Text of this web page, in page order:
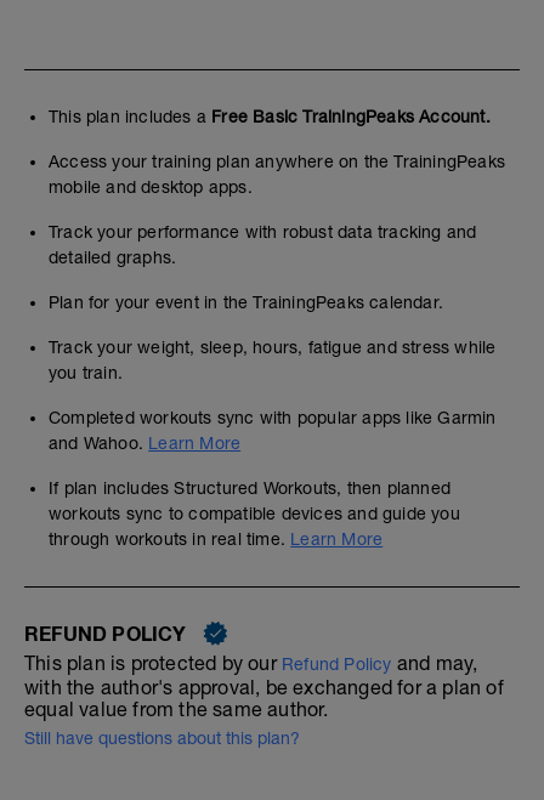
This plan includes a Free Basic TrainingPeaks Account.
Access your training plan anywhere on the TrainingPeaks
mobile and desktop apps.
Track your performance with robust data tracking and
detailed graphs.
Plan for your event in the TrainingPeaks calendar.
Track your weight, sleep, hours, fatigue and stress while
you train.
Completed workouts sync with popular apps like Garmin
and Wahoo. Learn More
If plan includes Structured Workouts, then planned
workouts sync to compatible devices and guide you
through workouts in real time. Learn More
REFUND POLICY
This plan is protected by our Refund Policy and may,
with the author's approval, be exchanged for a plan of
equal value from the same author.
Still have questions about this plan?